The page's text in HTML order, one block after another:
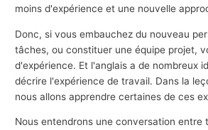
moins d'expérience et une nouvelle
Donc, si vous embauchez du nouveau
tâches, ou constituer une équipe projet,
d'expérience. Et l'anglais a de nombreux
décrire l'expérience de travail. Dans la
nous allons apprendre certaines de ces
Nous entendrons une conversation entre